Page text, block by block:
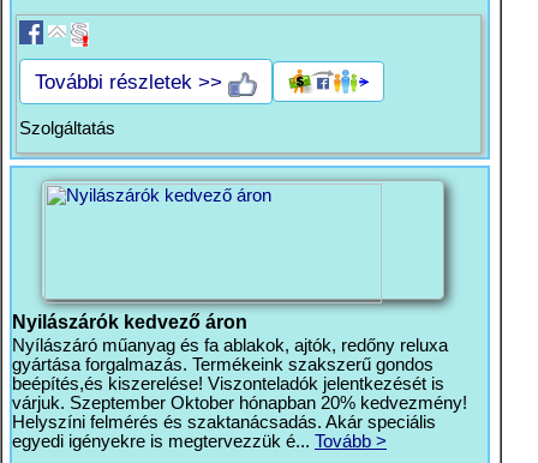
További részletek >>
Szolgáltatás
Nyilászárók kedvező áron
Nyílászáró műanyag és fa ablakok, ajtók, redőny reluxa
gyártása forgalmazás. Termékeink szakszerű gondos
beépítés,és kiszerelése! Viszonteladók jelentkezését is
várjuk. Szeptember Oktober hónapban 20% kedvezmény!
Helyszíni felmérés és szaktanácsadás. Akár speciális
egyedi igényekre is megtervezzük é... Tovább >